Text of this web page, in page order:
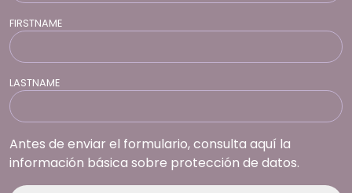
FIRSTNAME
LASTNAME
Antes de enviar el formulario, consulta aquí la
información básica sobre protección de datos.